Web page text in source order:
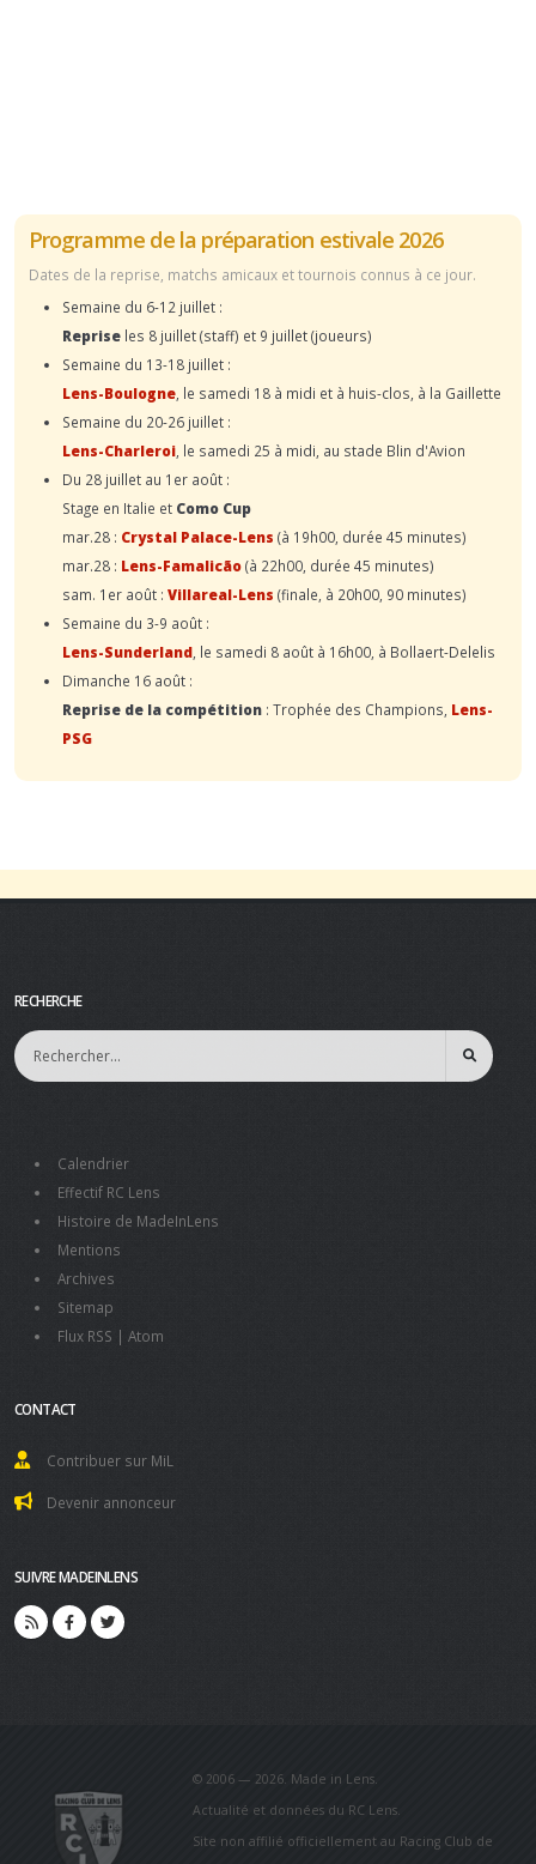
Programme de la préparation estivale 2026
Dates de la reprise, matchs amicaux et tournois connus à ce jour.
Semaine du 6-12 juillet :
Reprise les 8 juillet (staff) et 9 juillet (joueurs)
Semaine du 13-18 juillet :
Lens-Boulogne , le samedi 18 à midi et à huis-clos, à la Gaillette
Semaine du 20-26 juillet :
Lens-Charleroi , le samedi 25 à midi, au stade Blin d'Avion
Du 28 juillet au 1er août :
Stage en Italie et Como Cup
mar.28 : Crystal Palace-Lens (à 19h00, durée 45 minutes)
mar.28 : Lens-Famalicão(à 22h00, durée 45 minutes)
sam. 1er août : Villareal-Lens (finale, à 20h00, 90 minutes)
Semaine du 3-9 août :
Lens-Sunderland , le samedi 8 août à 16h00, à Bollaert-Delelis
Dimanche 16 août :
Reprise de la compétition : Trophée des Champions, Lens-
PSG
RECHERCHE
Calendrier
Effectif RC Lens
Histoire de MadeInLens
Mentions
Archives
Sitemap
Flux RSS | Atom
CONTACT
Contribuer sur MiL
Devenir annonceur
SUIVRE MADEINLENS
© 2006 — 2026. Made in Lens.
Actualité et données du RC Lens.
Site non affilié officiellement au Racing Club de